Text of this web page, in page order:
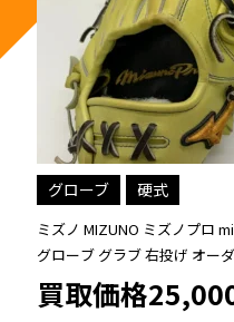
グローブ 硬式
ミズノ MIZUNO ミズノプロ
グローブ グラブ 右投げ オー
買取価格